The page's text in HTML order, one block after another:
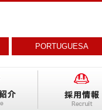
PORTUGUESA